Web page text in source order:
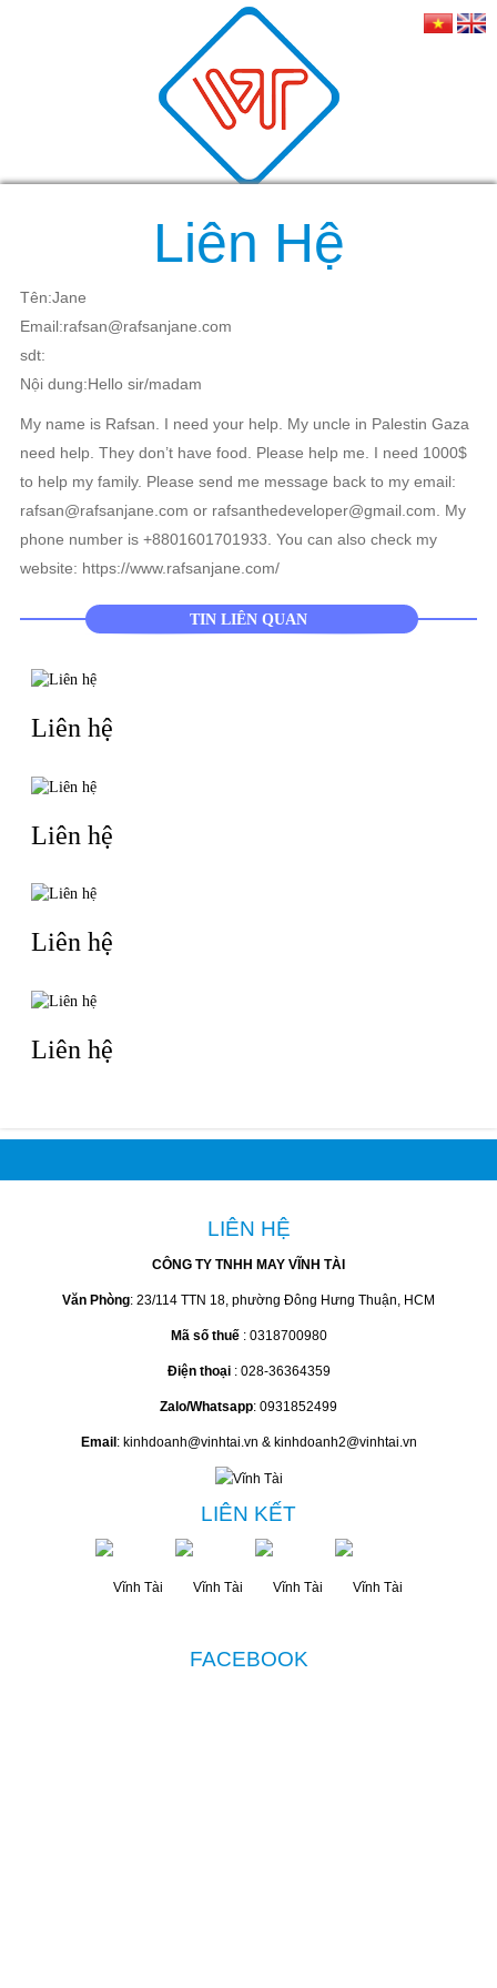
Liên Hệ
Tên:Jane
Email:rafsan@rafsanjane.com
sdt:
Nội dung:Hello sir/madam
My name is Rafsan. I need your help. My uncle in Palestin Gaza
need help. They don’t have food. Please help me. I need 1000$
to help my family. Please send me message back to my email:
rafsan@rafsanjane.com or rafsanthedeveloper@gmail.com. My
phone number is +8801601701933. You can also check my
website: https://www.rafsanjane.com/
TIN LIÊN QUAN
Liên hệ
Liên hệ
Liên hệ
Liên hệ
LIÊN HỆ
CÔNG TY TNHH MAY VĨNH TÀI
Văn Phòng: 23/114 TTN 18, phường Đông Hưng Thuận, HCM
Mã số thuế : 0318700980
Điện thoại : 028-36364359
Zalo/Whatsapp: 0931852499
Email : kinhdoanh@vinhtai.vn & kinhdoanh2@vinhtai.vn
LIÊN KẾT
FACEBOOK